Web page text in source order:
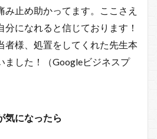
み止め助かってます。ここさえ
になれると信じております！
者様、処置をしてくれた先生本
ました！（Googleビジネスプ
気になったら